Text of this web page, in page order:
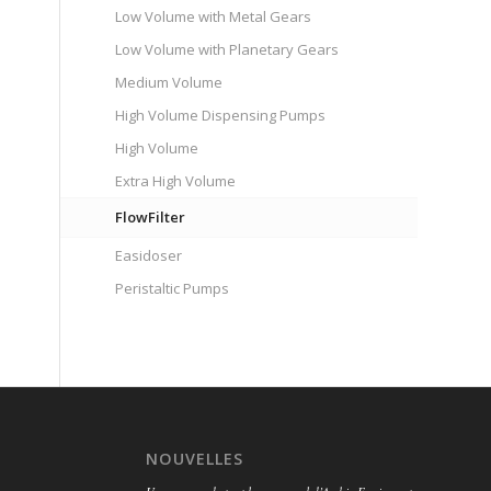
Low Volume with Metal Gears
Low Volume with Planetary Gears
Medium Volume
High Volume Dispensing Pumps
High Volume
Extra High Volume
FlowFilter
Easidoser
Peristaltic Pumps
NOUVELLES